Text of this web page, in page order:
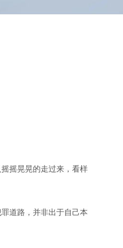
摇晃晃的走过来，看样
道路，并非出于自己本